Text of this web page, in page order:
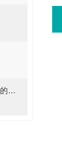
横河水流量计对介质中含有杂质的要求